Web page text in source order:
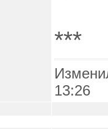
***
13:26